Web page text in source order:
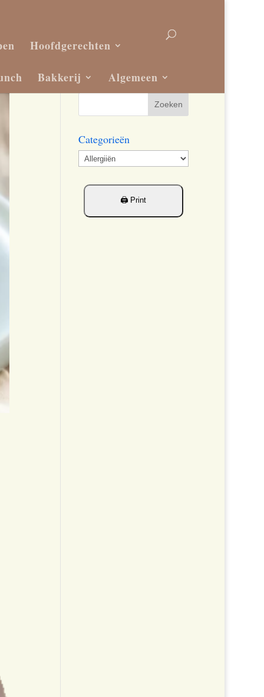
Hoofdgerechten
Bakkerij Algemeen
Categorieën
Categorieën